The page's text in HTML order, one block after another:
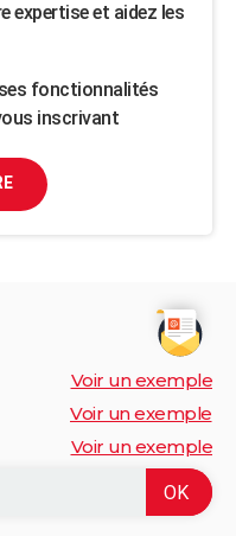
expertise et aidez les
fonctionnalités
inscrivant
Voir un exemple
Voir un exemple
Voir un exemple